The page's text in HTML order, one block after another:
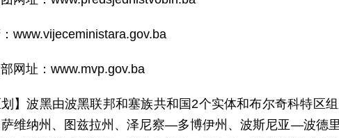
www.vijeceministara.gov.ba
网址：www.mvp.gov.ba
划】波黑由波黑联邦和塞族共和国2个实体和布尔奇科特区
维纳州、图兹拉州、泽尼察—多博伊州、波斯尼亚—波德